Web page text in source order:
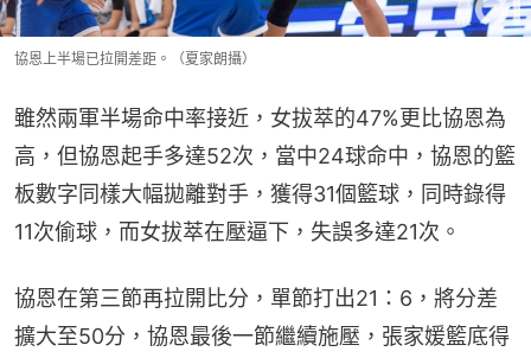
協恩上半場已拉開差距。（夏家朗攝）
雖然兩軍半場命中率接近，女拔萃的47%更比協恩為
高，但協恩起手多達52次，當中24球命中，協恩的籃
板數字同樣大幅拋離對手，獲得31個籃球，同時錄得
11次偷球，而女拔萃在壓逼下，失誤多達21次。
協恩在第三節再拉開比分，單節打出21：6，將分差
擴大至50分，協恩最後一節繼續施壓，張家媛籃底得